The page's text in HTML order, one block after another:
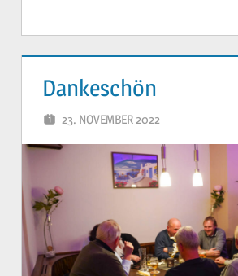
Dankeschön
23. NOVEMBER 2022